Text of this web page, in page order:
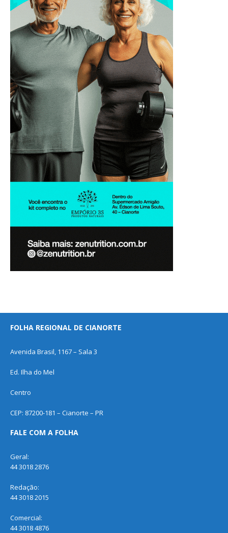
FOLHA REGIONAL DE CIANORTE
Avenida Brasil, 1167 – Sala 3
Ed. Ilha do Mel
Centro
CEP: 87200-181 – Cianorte – PR
FALE COM A FOLHA
Geral:
44 3018 2876
Redação:
44 3018 2015
Comercial:
44 3018 4876